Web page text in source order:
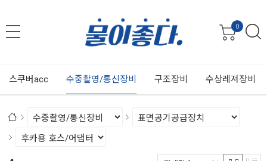
0
스쿠버acc 수중촬영/통신장비 구조장비 수상레져장비